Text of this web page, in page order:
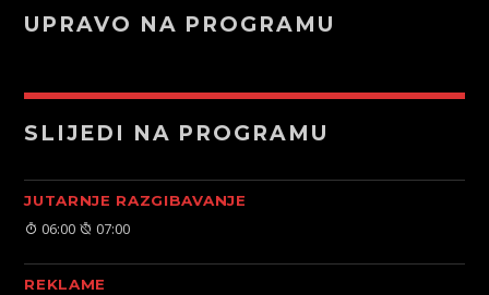
UPRAVO NA PROGRAMU
SLIJEDI NA PROGRAMU
JUTARNJE RAZGIBAVANJE
06:00 07:00
REKLAME